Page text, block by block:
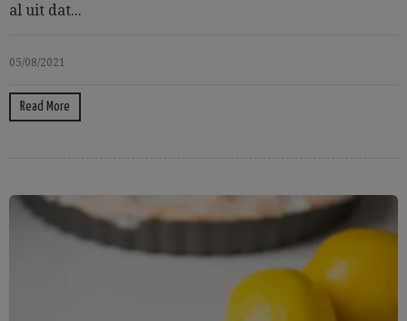
al uit dat...
05/08/2021
Read More